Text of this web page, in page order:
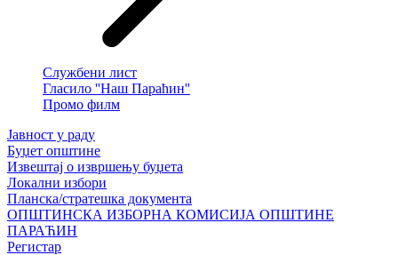
Службени лист
Гласило ''Наш Параћин''
Промо филм
Јавност у раду
Буџет општине
Извештај о извршењу буџета
Локални избори
Планска/стратешка документа
ОПШТИНСКА ИЗБОРНА КОМИСИЈА ОПШТИНЕ
ПАРАЋИН
Регистар